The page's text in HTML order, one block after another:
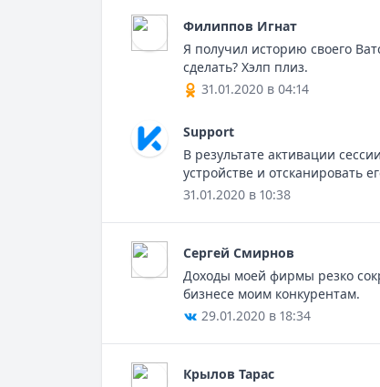
Филиппов Игнат
Я получил историю своего
сделать? Хэлп плиз.
31.01.2020 в 04:14
Support
В результате активации
устройстве и отсканировать
31.01.2020 в 10:38
Сергей Смирнов
Доходы моей фирмы резко
бизнесе моим конкурентам.
29.01.2020 в 18:34
Крылов Тарас